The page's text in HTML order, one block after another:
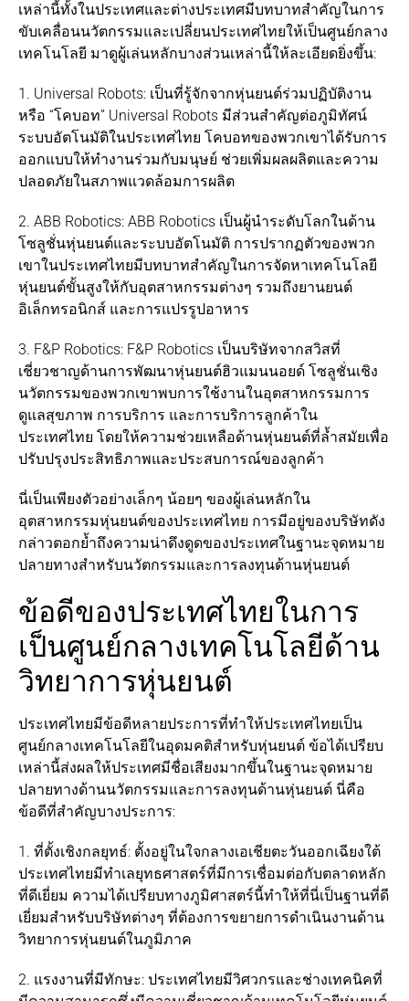
เหล่านี้ทั้งในประเทศและต่างประเทศมีบทบาทสำคัญในการ
ขับเคลื่อนนวัตกรรมและเปลี่ยนประเทศไทยให้เป็นศูนย์กลาง
เทคโนโลยี มาดูผู้เล่นหลักบางส่วนเหล่านี้ให้ละเอียดยิ่งขึ้น:
1. Universal Robots: เป็นที่รู้จักจากหุ่นยนต์ร่วมปฏิบัติงาน
หรือ “โคบอท” Universal Robots มีส่วนสำคัญต่อภูมิทัศน์
ระบบอัตโนมัติในประเทศไทย โคบอทของพวกเขาได้รับการ
ออกแบบให้ทำงานร่วมกับมนุษย์ ช่วยเพิ่มผลผลิตและความ
ปลอดภัยในสภาพแวดล้อมการผลิต
2. ABB Robotics: ABB Robotics เป็นผู้นำระดับโลกในด้าน
โซลูชั่นหุ่นยนต์และระบบอัตโนมัติ การปรากฏตัวของพวก
เขาในประเทศไทยมีบทบาทสำคัญในการจัดหาเทคโนโลยี
หุ่นยนต์ขั้นสูงให้กับอุตสาหกรรมต่างๆ รวมถึงยานยนต์
อิเล็กทรอนิกส์ และการแปรรูปอาหาร
3. F&P Robotics: F&P Robotics เป็นบริษัทจากสวิสที่
เชี่ยวชาญด้านการพัฒนาหุ่นยนต์ฮิวแมนนอยด์ โซลูชั่นเชิง
นวัตกรรมของพวกเขาพบการใช้งานในอุตสาหกรรมการ
ดูแลสุขภาพ การบริการ และการบริการลูกค้าใน
ประเทศไทย โดยให้ความช่วยเหลือด้านหุ่นยนต์ที่ล้ำสมัยเพื่อ
ปรับปรุงประสิทธิภาพและประสบการณ์ของลูกค้า
นี่เป็นเพียงตัวอย่างเล็กๆ น้อยๆ ของผู้เล่นหลักใน
อุตสาหกรรมหุ่นยนต์ของประเทศไทย การมีอยู่ของบริษัทดัง
กล่าวตอกย้ำถึงความน่าดึงดูดของประเทศในฐานะจุดหมาย
ปลายทางสำหรับนวัตกรรมและการลงทุนด้านหุ่นยนต์
ข้อดีของประเทศไทยในการ
เป็นศูนย์กลางเทคโนโลยีด้าน
วิทยาการหุ่นยนต์
ประเทศไทยมีข้อดีหลายประการที่ทำให้ประเทศไทยเป็น
ศูนย์กลางเทคโนโลยีในอุดมคติสำหรับหุ่นยนต์ ข้อได้เปรียบ
เหล่านี้ส่งผลให้ประเทศมีชื่อเสียงมากขึ้นในฐานะจุดหมาย
ปลายทางด้านนวัตกรรมและการลงทุนด้านหุ่นยนต์ นี่คือ
ข้อดีที่สำคัญบางประการ:
1. ที่ตั้งเชิงกลยุทธ์: ตั้งอยู่ในใจกลางเอเชียตะวันออกเฉียงใต้
ประเทศไทยมีทำเลยุทธศาสตร์ที่มีการเชื่อมต่อกับตลาดหลัก
ที่ดีเยี่ยม ความได้เปรียบทางภูมิศาสตร์นี้ทำให้ที่นี่เป็นฐานที่ดี
เยี่ยมสำหรับบริษัทต่างๆ ที่ต้องการขยายการดำเนินงานด้าน
วิทยาการหุ่นยนต์ในภูมิภาค
2. แรงงานที่มีทักษะ: ประเทศไทยมีวิศวกรและช่างเทคนิคที่